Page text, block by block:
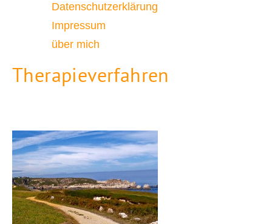
Datenschutzerklärung
Impressum
über mich
Therapieverfahren